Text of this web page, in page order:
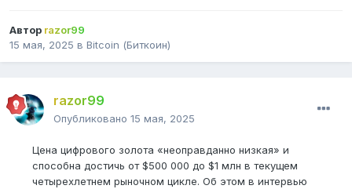
Автор razor99
15 мая, 2025 в Bitcoin (Биткоин)
razor99
Опубликовано 15 мая, 2025
Цена цифрового золота «неоправданно низкая» и
способна достичь от $500 000 до $1 млн в текущем
четырехлетнем рыночном цикле. Об этом в интервью